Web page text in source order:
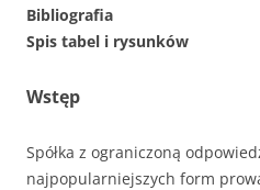
Bibliografia
Spis tabel i rysunków
Wstęp
Spółka z ograniczoną
najpopularniejszych form